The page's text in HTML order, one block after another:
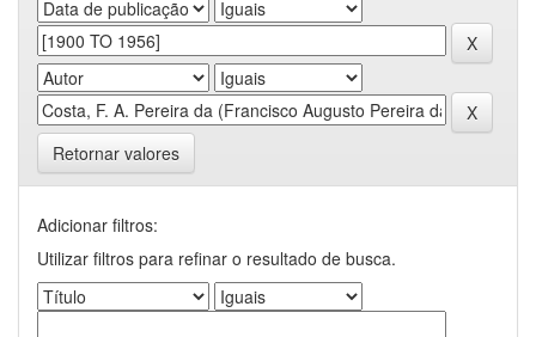
Retornar valores
Adicionar filtros:
Utilizar filtros para refinar o resultado de busca.